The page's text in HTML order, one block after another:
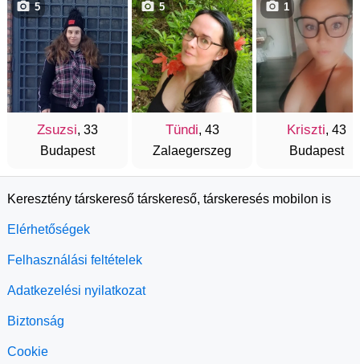
Zsuzsi, 33
Budapest
5
Tündi, 43
Zalaegerszeg
5
Kriszti, 43
Budapest
1
Keresztény társkereső társkereső, társkeresés mobilon is
Elérhetőségek
Felhasználási feltételek
Adatkezelési nyilatkozat
Biztonság
Cookie